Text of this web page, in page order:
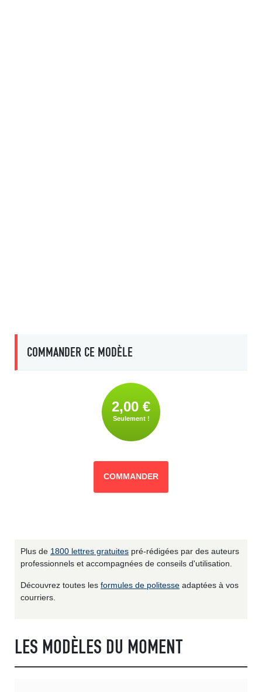
COMMANDER CE MODÈLE
2,00 €
Seulement !
COMMANDER
Plus de 1800 lettres gratuites pré-rédigées par des auteurs
professionnels et accompagnées de conseils d'utilisation.
Découvrez toutes les formules de politesse adaptées à vos
courriers.
LES MODÈLES DU MOMENT